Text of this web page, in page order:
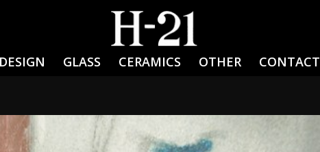
GLASS CERAMICS OTHER CONTACT